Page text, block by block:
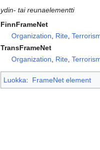
ydin- tai reunaelementti
FinnFrameNet
Organization, Rite,
TransFrameNet
Organization, Rite,
Luokka: FrameNet element